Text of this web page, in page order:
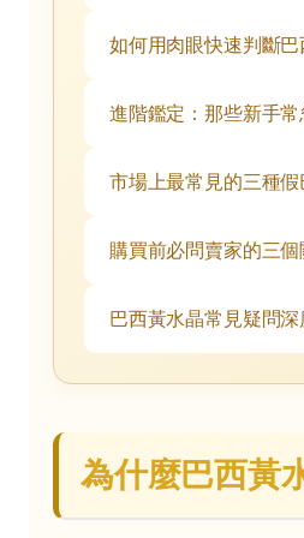
如何用肉眼快速判斷巴
進階鑑定：那些新手
市場上最常見的三種
購買前必問賣家的三
巴西黃水晶常見疑問
為什麼巴西黃